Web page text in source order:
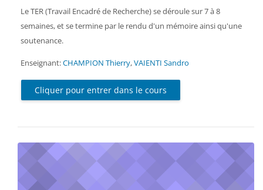
Le TER (Travail Encadré de Recherche) se déroule sur 7 à 8
semaines, et se termine par le rendu d'un mémoire ainsi qu'une
soutenance.
Enseignant:CHAMPION Thierry,VAIENTI Sandro
Cliquer pour entrer dans le cours